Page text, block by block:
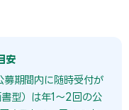
安
募期間内に随時受付が
型）は年1〜2回の公